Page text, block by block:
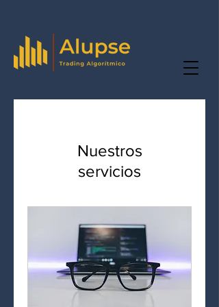
Nuestros
servicios